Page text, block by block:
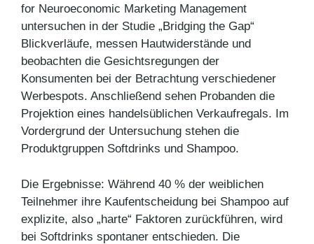
for Neuroeconomic Marketing Management
untersuchen in der Studie „Bridging the Gap“
Blickverläufe, messen Hautwiderstände und
beobachten die Gesichtsregungen der
Konsumenten bei der Betrachtung verschiedener
Werbespots. Anschließend sehen Probanden die
Projektion eines handelsüblichen Verkaufregals. Im
Vordergrund der Untersuchung stehen die
Produktgruppen Softdrinks und Shampoo.
Die Ergebnisse: Während 40 % der weiblichen
Teilnehmer ihre Kaufentscheidung bei Shampoo auf
explizite, also „harte“ Faktoren zurückführen, wird
bei Softdrinks spontaner entschieden. Die